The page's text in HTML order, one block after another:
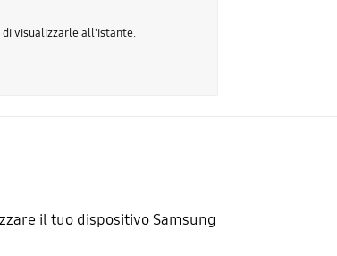
di visualizzarle all'istante.
il tuo dispositivo Samsung